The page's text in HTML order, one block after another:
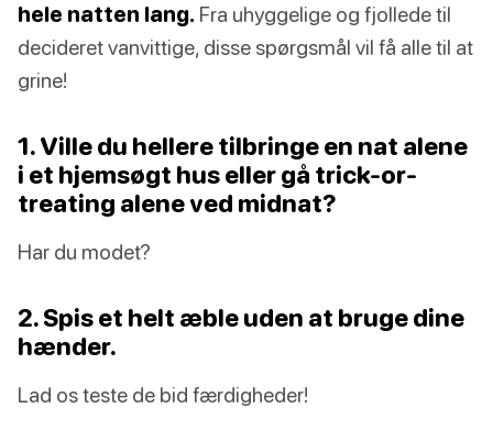
hele natten lang. Fra uhyggelige og fjollede til
decideret vanvittige, disse spørgsmål vil få alle til at
grine!
1. Ville du hellere tilbringe en nat alene
i et hjemsøgt hus eller gå trick-or-
treating alene ved midnat?
Har du modet?
2. Spis et helt æble uden at bruge dine
hænder.
Lad os teste de bid færdigheder!